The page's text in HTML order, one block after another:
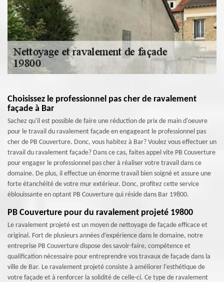
Choisissez le professionnel pas cher de ravalement
façade à Bar
Sachez qu'il est possible de faire une réduction de prix de main d'oeuvre
pour le travail du ravalement façade en engageant le professionnel pas
cher de PB Couverture. Donc, vous habitez à Bar? Voulez vous effectuer un
travail du ravalement façade? Dans ce cas, faites appel vite PB Couverture
pour engager le professionnel pas cher à réaliser votre travail dans ce
domaine. De plus, il effectue un énorme travail bien soigné et assure une
forte étanchéité de votre mur extérieur. Donc, profitez cette service
éblouissante en optant PB Couverture qui réside dans Bar 19800.
PB Couverture pour du ravalement projeté 19800
Le ravalement projeté est un moyen de nettoyage de façade efficace et
original. Fort de plusieurs années d’expérience dans le domaine, notre
entreprise PB Couverture dispose des savoir-faire, compétence et
qualification nécessaire pour entreprendre vos travaux de façade dans la
ville de Bar. Le ravalement projeté consiste à améliorer l’esthétique de
votre façade et à renforcer la solidité de celle-ci. Ce type de ravalement